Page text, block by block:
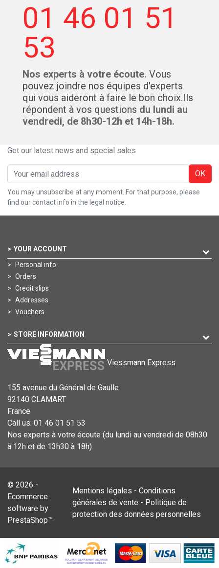
01 46 01 51
53
Nos experts à votre écoute. Vous
pouvez joindre nos équipes d'experts
qui vous aideront à faire le bon choix.Ils
répondent à vos questions du lundi au
vendredi, de 8h30-12h et 14h-18h.
Get our latest news and special sales
OK
You may unsubscribe at any moment. For that purpose, please
find our contact info in the legal notice.
YOUR ACCOUNT
Personal info
Orders
Credit slips
Addresses
Vouchers
STORE INFORMATION
Viessmann Express
155 avenue du Général de Gaulle
92140 CLAMART
France
Call us: 01 46 01 51 53
Nos experts à votre écoute (du lundi au vendredi de 08h30
à 12h et de 13h30 à 18h)
© 2026 -
Ecommerce
software by
PrestaShop™
Mentions légales -Conditions
générales de vente - Politique de
protection des données personnelles